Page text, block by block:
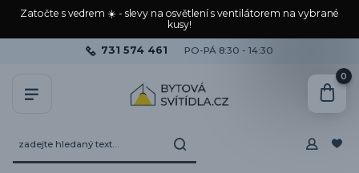
Zatočte s vedrem ☀️ - slevy na osvětlení s ventilátorem na vybrané
kusy!
731 574 461 PO-PÁ 8:30 - 14:30
0